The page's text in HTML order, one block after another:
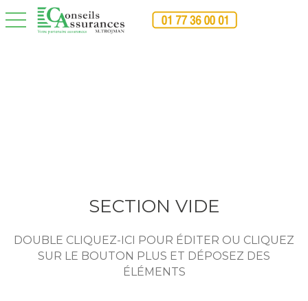
toggle navigation
SECTION VIDE
DOUBLE CLIQUEZ-ICI POUR ÉDITER OU CLIQUEZ
SUR LE BOUTON PLUS ET DÉPOSEZ DES
ÉLÉMENTS